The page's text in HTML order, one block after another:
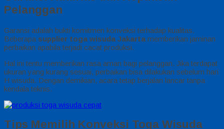
Pelanggan
Garansi adalah bukti komitmen konveksi terhadap kualitas.
Beberapa supplier toga wisuda Jakarta memberikan jaminan
perbaikan apabila terjadi cacat produksi.
Hal ini tentu memberikan rasa aman bagi pelanggan. Jika terdapat
ukuran yang kurang sesuai, perbaikan bisa dilakukan sebelum hari
H wisuda. Dengan demikian, acara tetap berjalan lancar tanpa
kendala teknis.
Tips Memilih Konveksi Toga Wisuda